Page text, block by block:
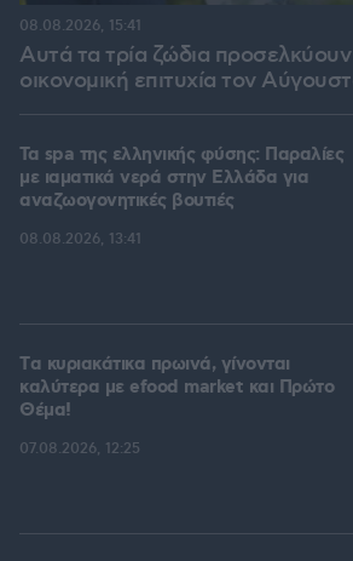
Αυτά τα τρία ζώδια
οικονομική επιτυχία τον
08.08.2026, 15:41
Τα spa της ελληνικής φύσης: Παραλίες
με ιαματικά νερά στην Ελλάδα για
αναζωογονητικές βουτιές
08.08.2026, 13:41
Tα κυριακάτικα πρωινά, γίνονται
καλύτερα με efood market και Πρώτο
Θέμα!
07.08.2026, 12:25